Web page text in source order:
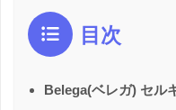
目次
Belega(ベレガ) セル